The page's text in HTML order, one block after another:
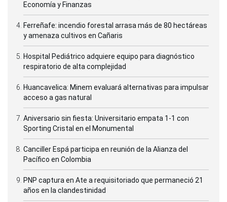
Economía y Finanzas
Ferreñafe: incendio forestal arrasa más de 80 hectáreas
y amenaza cultivos en Cañaris
Hospital Pediátrico adquiere equipo para diagnóstico
respiratorio de alta complejidad
Huancavelica: Minem evaluará alternativas para impulsar
acceso a gas natural
Aniversario sin fiesta: Universitario empata 1-1 con
Sporting Cristal en el Monumental
Canciller Espá participa en reunión de la Alianza del
Pacífico en Colombia
PNP captura en Ate a requisitoriado que permaneció 21
años en la clandestinidad